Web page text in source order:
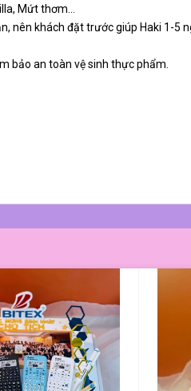
Mứt thơm…
nên khách đặt trước giúp Haki 1-5
bảo an toàn vệ sinh thực phẩm.